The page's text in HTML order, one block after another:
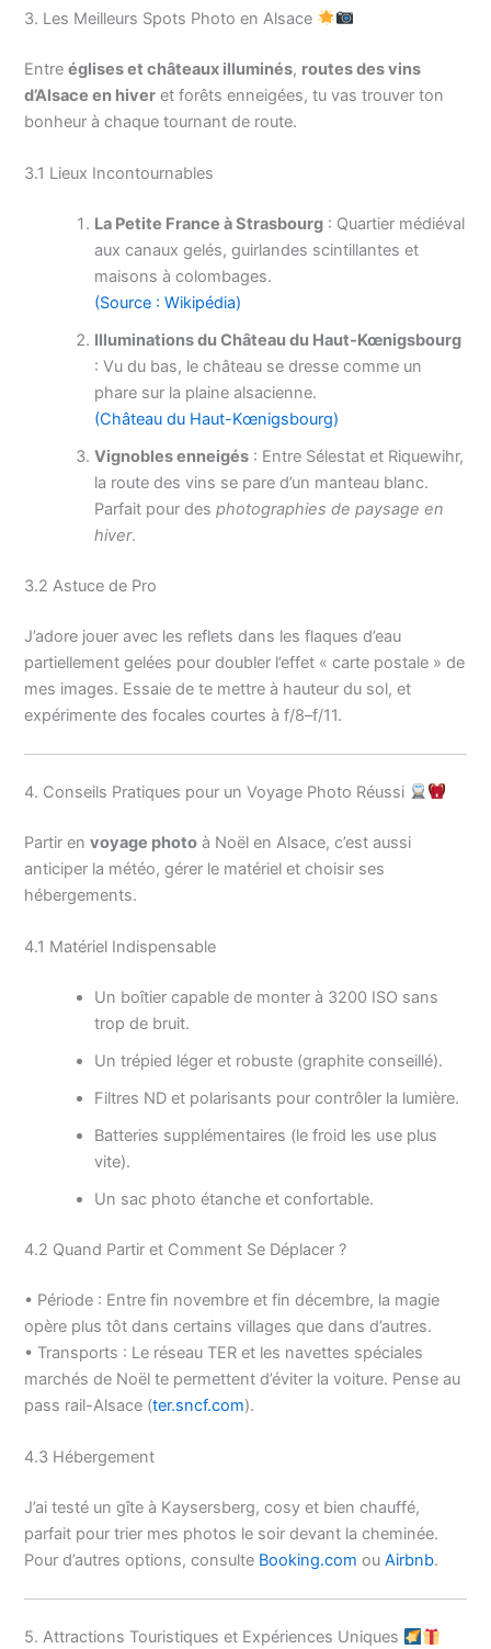
3. Les Meilleurs Spots Photo en Alsace
Entreéglises et châteaux illuminés, routes des vins
d’Alsace en hiver et forêts enneigées, tu vas trouver ton
bonheur à chaque tournant de route.
3.1 Lieux Incontournables
La Petite France à Strasbourg : Quartier médiéval
aux canaux gelés, guirlandes scintillantes et
maisons à colombages.
(Source : Wikipédia)
Illuminations du Château du Haut-Kœnigsbourg
: Vu du bas, le château se dresse comme un
phare sur la plaine alsacienne.
(Château du Haut-Kœnigsbourg)
Vignobles enneigés : Entre Sélestat et Riquewihr,
la route des vins se pare d’un manteau blanc.
Parfait pour desphotographies de paysage en
hiver.
3.2 Astuce de Pro
J’adore jouer avec les reflets dans les flaques d’eau
partiellement gelées pour doubler l’effet « carte postale » de
mes images. Essaie de te mettre à hauteur du sol, et
expérimente des focales courtes à f/8–f/11.
4. Conseils Pratiques pour un Voyage Photo Réussi
Partir envoyage photo à Noël en Alsace, c’est aussi
anticiper la météo, gérer le matériel et choisir ses
hébergements.
4.1 Matériel Indispensable
Un boîtier capable de monter à 3200 ISO sans
trop de bruit.
Un trépied léger et robuste (graphite conseillé).
Filtres ND et polarisants pour contrôler la lumière.
Batteries supplémentaires (le froid les use plus
vite).
Un sac photo étanche et confortable.
4.2 Quand Partir et Comment Se Déplacer ?
• Période : Entre fin novembre et fin décembre, la magie
opère plus tôt dans certains villages que dans d’autres.
• Transports : Le réseau TER et les navettes spéciales
marchés de Noël te permettent d’éviter la voiture. Pense au
pass rail-Alsace (ter.sncf.com).
4.3 Hébergement
J’ai testé un gîte à Kaysersberg, cosy et bien chauffé,
parfait pour trier mes photos le soir devant la cheminée.
Pour d’autres options, consulte Booking.com ouAirbnb.
5. Attractions Touristiques et Expériences Uniques